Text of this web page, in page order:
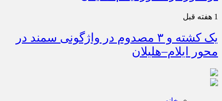
1 هفته قبل
یک کشته و ۳ مصدوم در واژگونی سمند در
محور ایلام–هلیلان